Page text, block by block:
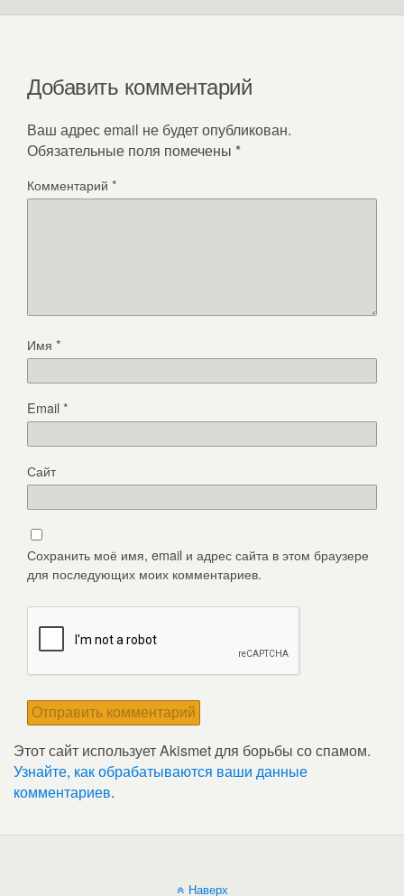
Добавить комментарий
Ваш адрес email не будет опубликован.
Обязательные поля помечены *
Комментарий *
Имя *
Email*
Сайт
Сохранить моё имя, email и адрес сайта в этом браузере
для последующих моих комментариев.
Этот сайт использует Akismet для борьбы со спамом.
Узнайте, как обрабатываются ваши данные
комментариев.
Наверх